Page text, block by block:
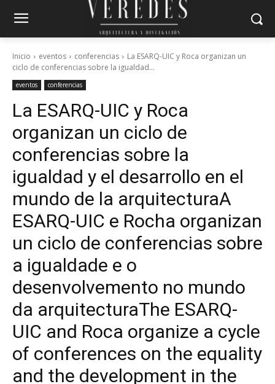
Inicio eventos conferencias
La ESARQ-UIC y Roca organizan un
ciclo de conferencias sobre la igualdad...
eventos conferencias
La ESARQ-UIC y Roca
organizan un ciclo de
conferencias sobre la
igualdad y el desarrollo en el
mundo de la arquitecturaA
ESARQ-UIC e Rocha organizan
un ciclo de conferencias sobre
a igualdade e o
desenvolvemento no mundo
da arquitecturaThe ESARQ-
UIC and Roca organize a cycle
of conferences on the equality
and the development in the